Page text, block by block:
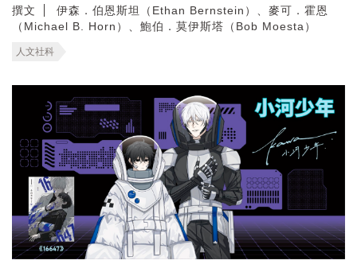
撰文
伊森．伯恩斯坦（Ethan Bernstein）、麥可．霍恩
（Michael B. Horn）、鮑伯．莫伊斯塔（Bob Moesta）
人文社科